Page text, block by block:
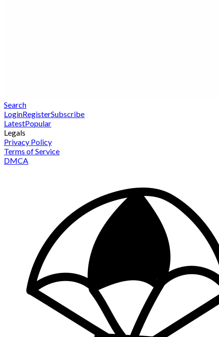
Search
LoginRegisterSubscribe
LatestPopular
Legals
Privacy Policy
Terms of Service
DMCA